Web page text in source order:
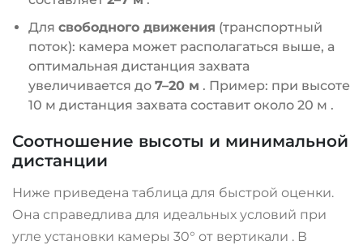
Для свободного движения (транспортный
поток): камера может располагаться выше, а
оптимальная дистанция захвата
увеличивается до 7–20 м . Пример: при высоте
10 м дистанция захвата составит около 20 м .
Соотношение высоты и минимальной
дистанции
Ниже приведена таблица для быстрой оценки.
Она справедлива для идеальных условий при
угле установки камеры 30° от вертикали . В